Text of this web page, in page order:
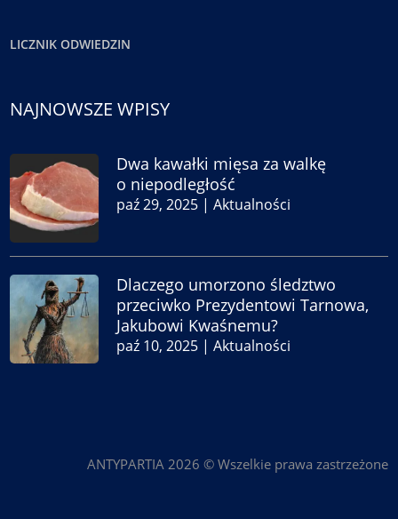
LICZNIK ODWIEDZIN
NAJNOWSZE WPISY
Dwa kawałki mięsa za walkę
o niepodległość
paź 29, 2025 |Aktualności
Dlaczego umorzono śledztwo
przeciwko Prezydentowi Tarnowa,
Jakubowi Kwaśnemu?
paź 10, 2025 |Aktualności
ANTYPARTIA 2026 © Wszelkie prawa zastrzeżone